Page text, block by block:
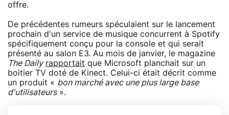
offre.
De précédentes rumeurs spéculaient sur le lancement
prochain d'un service de musique concurrent à Spotify
spécifiquement conçu pour la console et qui serait
présenté au salon E3. Au mois de janvier, le magazine
The Daily rapportait que Microsoft planchait sur un
boitier TV doté de Kinect. Celui-ci était décrit comme
un produit « bon marché avec une plus large base
d'utilisateurs».